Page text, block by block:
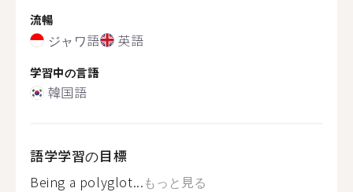
流暢
ジャワ語 英語
学習中の言語
韓国語
語学学習の目標
Being a polyglot...もっと見る